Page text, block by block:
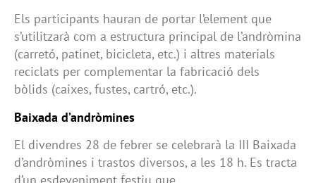
Els participants hauran de portar l’element que
s’utilitzarà com a estructura principal de l’andròmina
(carretó, patinet, bicicleta, etc.) i altres materials
reciclats per complementar la fabricació dels
bòlids (caixes, fustes, cartró, etc.).
Baixada d’andròmines
El divendres 28 de febrer se celebrarà la III Baixada
d’andròmines i trastos diversos, a les 18 h. Es tracta